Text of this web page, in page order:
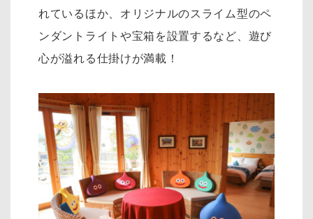
れているほか、オリジナルのスライム型のペ
ンダントライトや宝箱を設置するなど、遊び
心が溢れる仕掛けが満載！